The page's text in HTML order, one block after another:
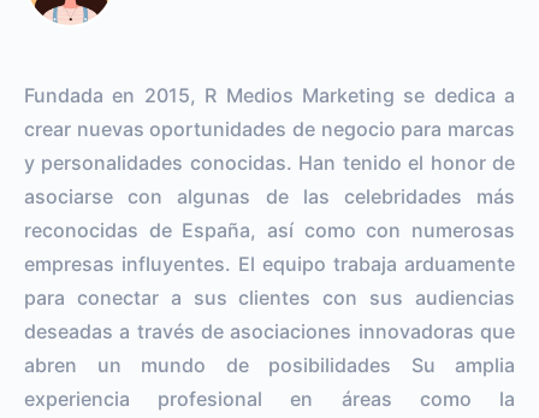
Fundada en 2015, R Medios Marketing se dedica a
crear nuevas oportunidades de negocio para marcas
y personalidades conocidas. Han tenido el honor de
asociarse con algunas de las celebridades más
reconocidas de España, así como con numerosas
empresas influyentes. El equipo trabaja arduamente
para conectar a sus clientes con sus audiencias
deseadas a través de asociaciones innovadoras que
abren un mundo de posibilidades Su amplia
experiencia profesional en áreas como la